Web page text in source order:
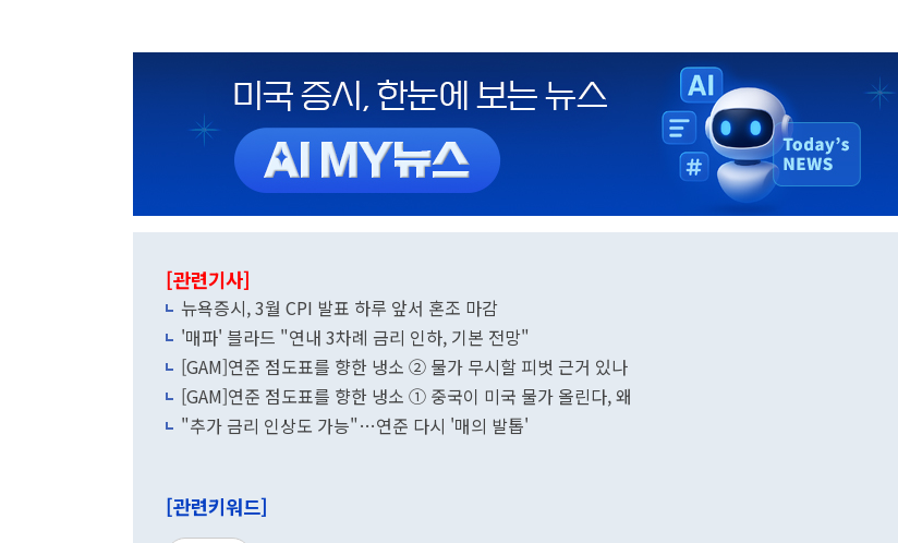
[관련기사]
뉴욕증시, 3월 CPI 발표 하루 앞서 혼조 마감
'매파' 블라드 "연내 3차례 금리 인하, 기본 전망"
[GAM]연준 점도표를 향한 냉소 ② 물가 무시할 피벗 근거 있나
[GAM]연준 점도표를 향한 냉소 ① 중국이 미국 물가 올린다, 왜
"추가 금리 인상도 가능"…연준 다시 '매의 발톱'
[관련키워드]